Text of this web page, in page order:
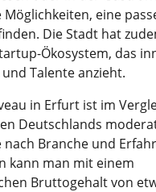
eine
Die Stadt hat
Ökosystem, das
Talente anzieht.
in Erfurt ist im
Deutschlands
nach Branche und
kann man mit einem
Bruttogehalt von